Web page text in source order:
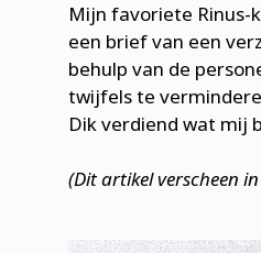
Mijn favoriete Rinus-
een brief van een
behulp van de
twijfels te
Dik verdiend wat mij
(Dit artikel verscheen